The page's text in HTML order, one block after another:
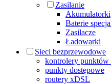
Zasilanie
Akumulatorki
Baterie
Zasilacze
Ładowarki
Sieci bezprzewodowe
kontrolery punktów
punkty dostępowe
routery xDSL